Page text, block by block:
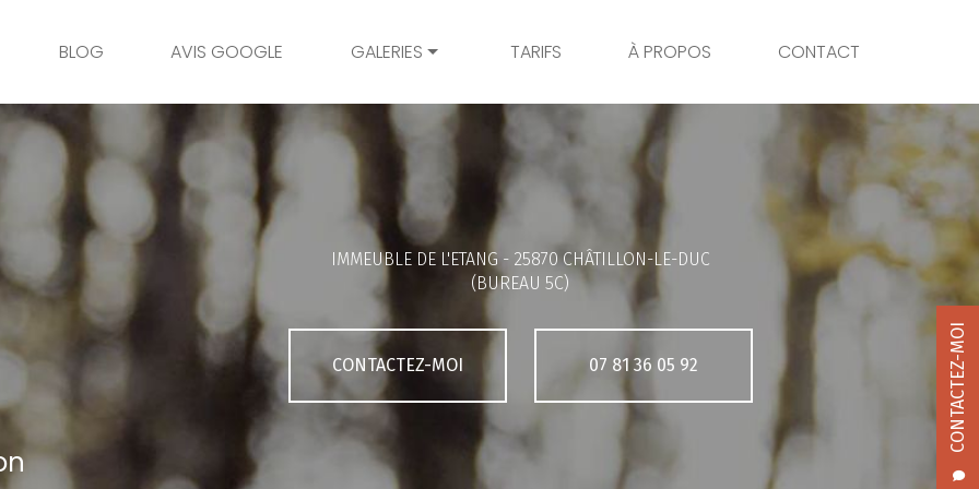
CONTACTEZ-MOI
BLOG AVIS GOOGLE GALERIES
Mariage
Grossesse
Bambins
Portrait
Galerie client
TARIFS À PROPOS CONTACT
IMMEUBLE DE L'ETANG - 25870 CHÂTILLON-LE-DUC
(BUREAU 5C)
CONTACTEZ-MOI 07 81 36 05 92